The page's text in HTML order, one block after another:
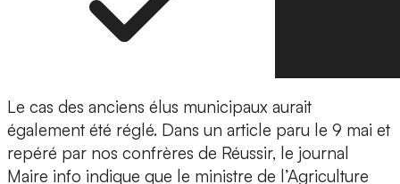
Le cas des anciens élus municipaux aurait
également été réglé. Dans un article paru le 9 mai et
repéré par nos confrères de Réussir, le journal
Maire info indique que le ministre de l’Agriculture